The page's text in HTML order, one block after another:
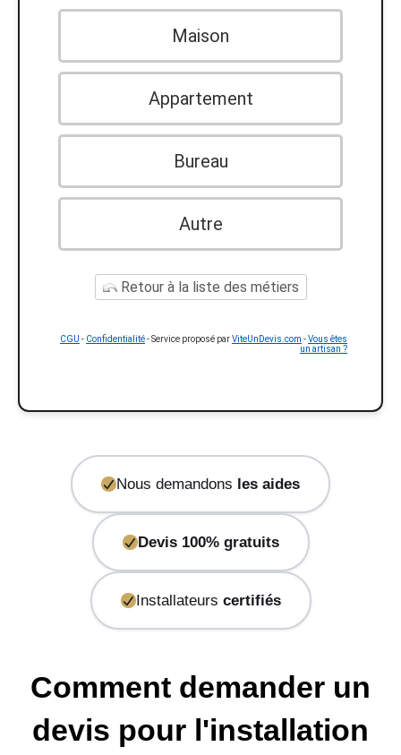
Maison
Appartement
Bureau
Autre
Retour à la liste des métiers
CGU - Confidentialité- Service proposé parViteUnDevis.com -Vous êtes
un artisan ?
Nous demandons les aides
Devis 100% gratuits
Installateurs certifiés
Comment demander un
devis pour l'installation